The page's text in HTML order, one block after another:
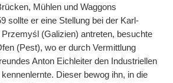
Mühlen und Waggons
sollte er eine Stellung bei der Karl-
Przemyśl (Galizien) antreten, besuchte
(Pest), wo er durch Vermittlung
Anton Eichleiter den Industriellen
Dieser bewog ihn, in die